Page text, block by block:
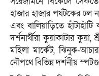
হাজার হাজার পর্যটকের ঢল
এবং বালিয়াড়িতে
দর্শনার্থীরা কুয়াকাটার কুয়া,
মহিলা মার্কেট, ঝিনুক-
নৌপথে বিভিন্ন দর্শনীয়